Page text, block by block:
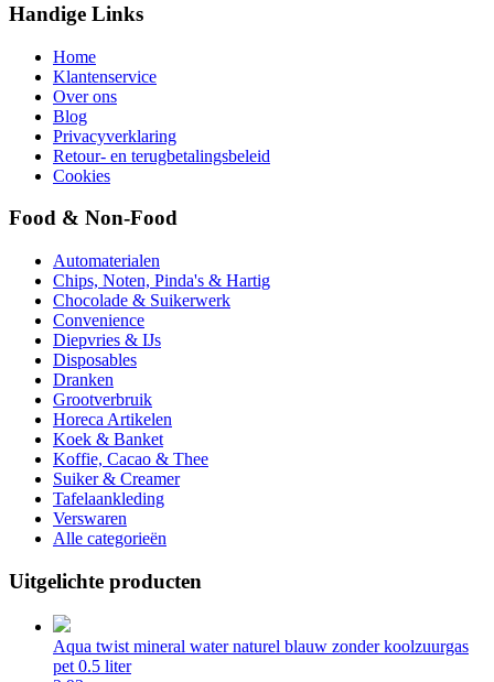
Handige Links
Home
Klantenservice
Over ons
Blog
Privacyverklaring
Retour- en terugbetalingsbeleid
Cookies
Food & Non-Food
Automaterialen
Chips, Noten, Pinda's & Hartig
Chocolade & Suikerwerk
Convenience
Diepvries & IJs
Disposables
Dranken
Grootverbruik
Horeca Artikelen
Koek & Banket
Koffie, Cacao & Thee
Suiker & Creamer
Tafelaankleding
Verswaren
Alle categorieën
Uitgelichte producten
Aqua twist mineral water naturel blauw zonder koolzuurgas
pet 0.5 liter